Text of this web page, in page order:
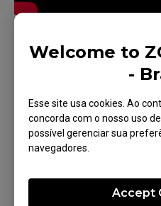
Welcome to
-
Esse site usa cookies. Ao
concorda com o nosso uso
possível gerenciar sua
navegadores.
Accept
Modelos
XL2546X+ (24.1"),
(24.1")